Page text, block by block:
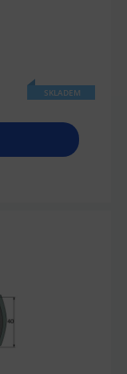
SKLADEM